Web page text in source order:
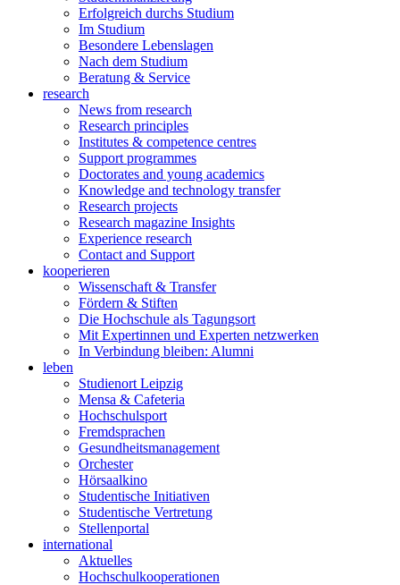
Erfolgreich durchs Studium
Im Studium
Besondere Lebenslagen
Nach dem Studium
Beratung & Service
research
News from research
Research principles
Institutes & competence centres
Support programmes
Doctorates and young academics
Knowledge and technology transfer
Research projects
Research magazine Insights
Experience research
Contact and Support
kooperieren
Wissenschaft & Transfer
Fördern & Stiften
Die Hochschule als Tagungsort
Mit Expertinnen und Experten netzwerken
In Verbindung bleiben: Alumni
leben
Studienort Leipzig
Mensa & Cafeteria
Hochschulsport
Fremdsprachen
Gesundheitsmanagement
Orchester
Hörsaalkino
Studentische Initiativen
Studentische Vertretung
Stellenportal
international
Aktuelles
Hochschulkooperationen